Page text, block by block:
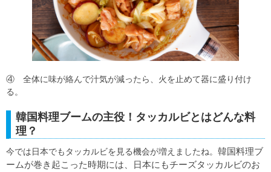
④ 全体に味が絡んで汁気が減ったら、火を止めて器に盛り付け
る。
韓国料理ブームの主役！タッカルビとはどんな料
理？
今では日本でもタッカルビを見る機会が増えましたね。 韓国料理ブ
ームが巻き起こった時期には、日本にもチーズタッカルビのお